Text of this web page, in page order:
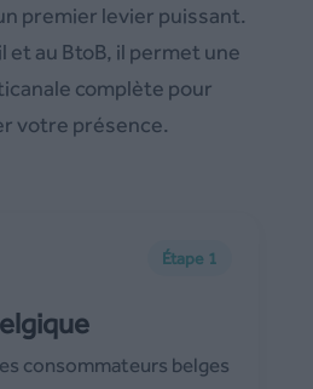
premier levier puissant.
et au BtoB, il permet une
complète pour
votre présence.
Étape 1
consommateurs belges